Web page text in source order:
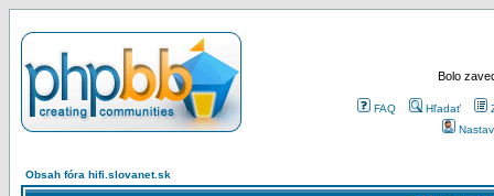
Bolo
FAQ Hľadať
Obsah fóra hifi.slovanet.sk